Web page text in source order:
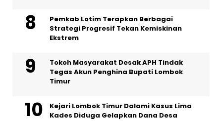
Pemkab Lotim Terapkan Berbagai
Strategi Progresif Tekan Kemiskinan
Ekstrem
Tokoh Masyarakat Desak APH Tindak
Tegas Akun Penghina Bupati Lombok
Timur
Kejari Lombok Timur Dalami Kasus Lima
Kades Diduga Gelapkan Dana Desa